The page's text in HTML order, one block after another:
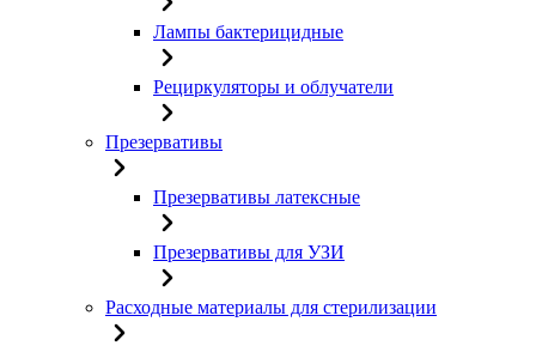
Лампы бактерицидные
Рециркуляторы и облучатели
Презервативы
Презервативы латексные
Презервативы для УЗИ
Расходные материалы для стерилизации